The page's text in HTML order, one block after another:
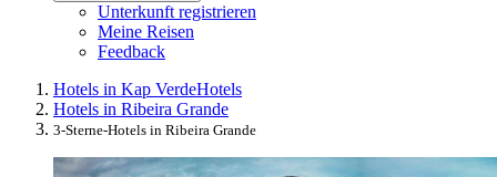
Unterkunft registrieren
Meine Reisen
Feedback
Hotels in Kap VerdeHotels
Hotels in Ribeira Grande
3-Sterne-Hotels in Ribeira Grande